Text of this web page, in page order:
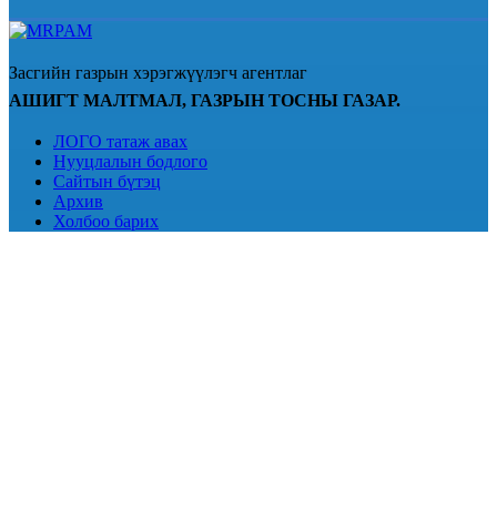
Засгийн газрын хэрэгжүүлэгч агентлаг
АШИГТ МАЛТМАЛ, ГАЗРЫН ТОСНЫ ГАЗАР.
ЛОГО татаж авах
Нууцлалын бодлого
Сайтын бүтэц
Архив
Холбоо барих